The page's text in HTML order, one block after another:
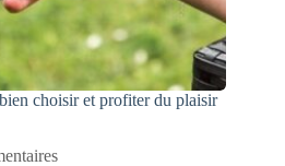
choisir et profiter du plaisir